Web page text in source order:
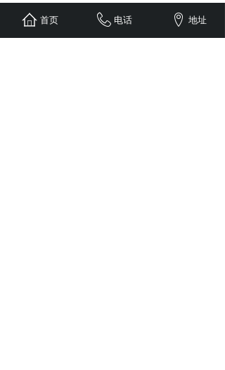
优秀的性能和多样的形态，满足着人类多样化的
需求。它是工业发展的坚实基石，也是提升生活
首页 电话 地址